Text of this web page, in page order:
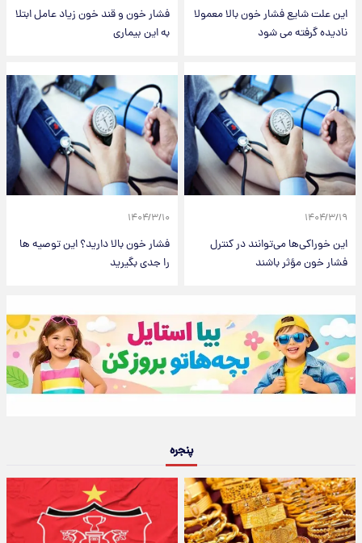
این علت شایع فشار خون بالا معمولا
نادیده گرفته می شود
فشار خون و قند خون زیاد عامل ابتلا
به این بیماری
۱۴۰۴/۳/۱۹
این خوراکی‌ها می‌توانند در کنترل
فشار خون مؤثر باشند
۱۴۰۴/۳/۱۰
فشار خون بالا دارید؟ این توصیه ها
را جدی بگیرید
پنجره